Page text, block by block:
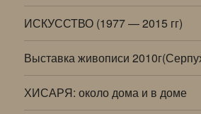
ИСКУССТВО (1977 — 2015 гг)
Выставка живописи
ХИСАРЯ: около дома и в доме